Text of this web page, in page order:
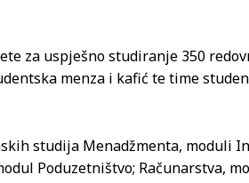
za uspješno studiranje 350
menza i kafić te time
studija Menadžmenta, moduli
Poduzetništvo; Računarstva,